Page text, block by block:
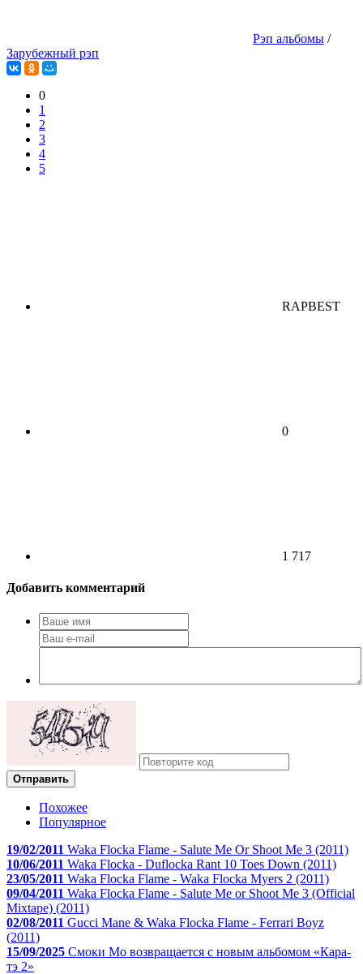
Рэп альбомы /
Зарубежный рэп
0
1
2
3
4
5
RAPBEST
0
1 717
Добавить комментарий
Отправить
Похожее
Популярное
19/02/2011 Waka Flocka Flame - Salute Me Or Shoot Me 3 (2011)
10/06/2011 Waka Flocka - Duflocka Rant 10 Toes Down (2011)
23/05/2011 Waka Flocka Flame - Waka Flocka Myers 2 (2011)
09/04/2011 Waka Flocka Flame - Salute Me or Shoot Me 3 (Official
Mixtape) (2011)
02/08/2011 Gucci Mane & Waka Flocka Flame - Ferrari Boyz
(2011)
15/09/2025 Смоки Мо возвращается с новым альбомом «Кара-
тэ 2»